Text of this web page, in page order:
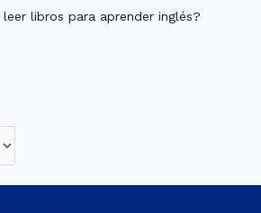
libros para aprender inglés?